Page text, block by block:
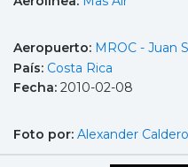
Aeropuerto: MROC - Juan
País: Costa Rica
Fecha: 2010-02-08
Foto por: Alexander